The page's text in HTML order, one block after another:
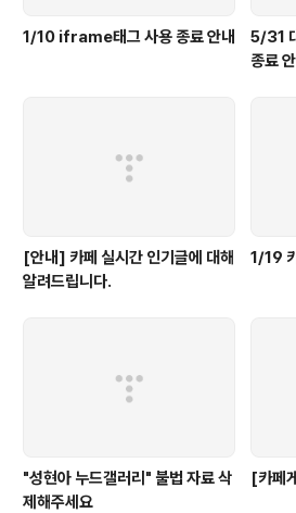
1/10 iframe태그 사용 종료 안내
5/31
종료
[안내] 카페 실시간 인기글에 대해
알려드립니다.
1/19
"성현아 누드갤러리" 불법 자료 삭
제해주세요
[카페